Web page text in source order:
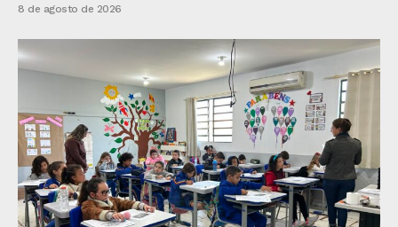
8 de agosto de 2026